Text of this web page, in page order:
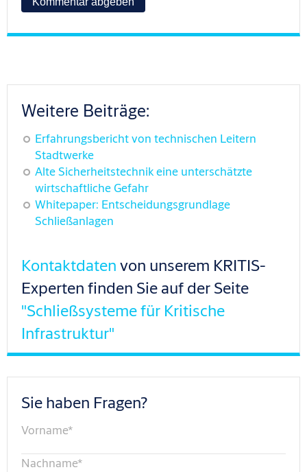
Weitere Beiträge:
Erfahrungsbericht von technischen Leitern
Stadtwerke
Alte Sicherheitstechnik eine unterschätzte
wirtschaftliche Gefahr
Whitepaper: Entscheidungsgrundlage
Schließanlagen
Kontaktdaten von unserem KRITIS-
Experten finden Sie auf der Seite
"Schließsysteme für Kritische
Infrastruktur"
Sie haben Fragen?
Vorname*
Nachname*